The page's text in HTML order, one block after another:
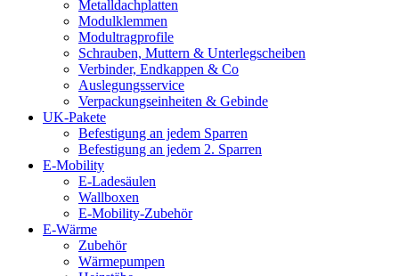
Metalldachplatten
Modulklemmen
Modultragprofile
Schrauben, Muttern & Unterlegscheiben
Verbinder, Endkappen & Co
Auslegungsservice
Verpackungseinheiten & Gebinde
UK-Pakete
Befestigung an jedem Sparren
Befestigung an jedem 2. Sparren
E-Mobility
E-Ladesäulen
Wallboxen
E-Mobility-Zubehör
E-Wärme
Zubehör
Wärmepumpen